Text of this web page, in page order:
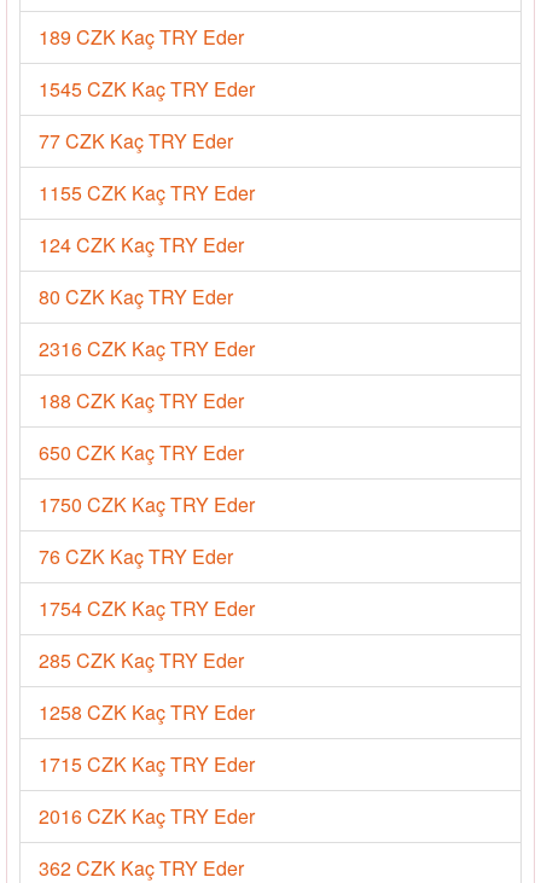
189 CZK Kaç TRY Eder
1545 CZK Kaç TRY Eder
77 CZK Kaç TRY Eder
1155 CZK Kaç TRY Eder
124 CZK Kaç TRY Eder
80 CZK Kaç TRY Eder
2316 CZK Kaç TRY Eder
188 CZK Kaç TRY Eder
650 CZK Kaç TRY Eder
1750 CZK Kaç TRY Eder
76 CZK Kaç TRY Eder
1754 CZK Kaç TRY Eder
285 CZK Kaç TRY Eder
1258 CZK Kaç TRY Eder
1715 CZK Kaç TRY Eder
2016 CZK Kaç TRY Eder
362 CZK Kaç TRY Eder